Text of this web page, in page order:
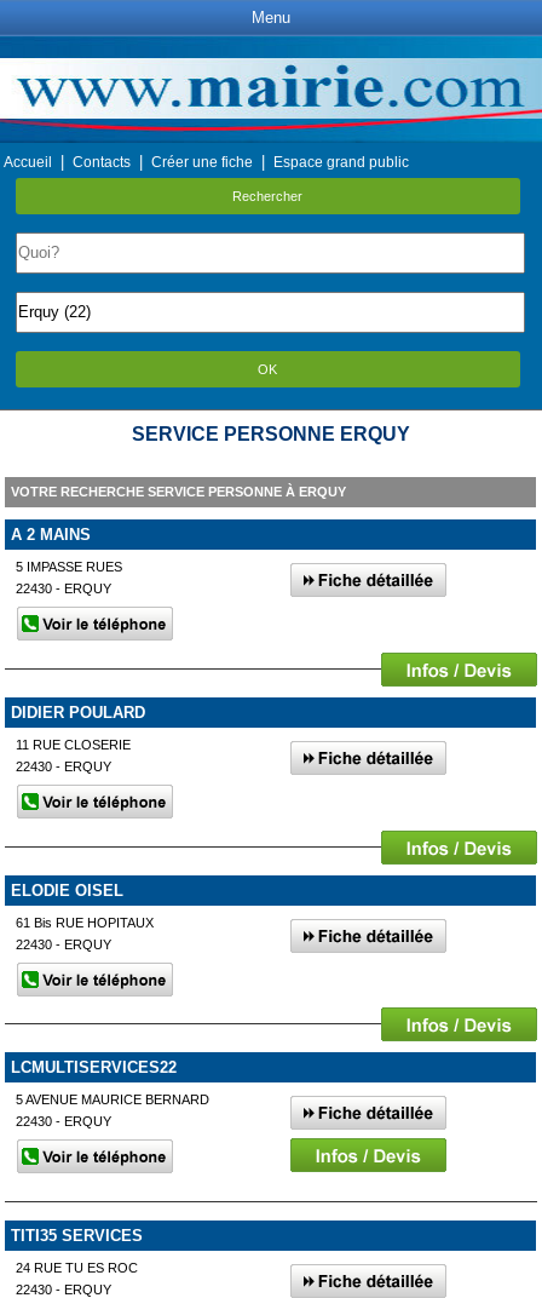
Menu
Accueil Contacts Créer une fiche Espace grand public
Rechercher
OK
SERVICE PERSONNE ERQUY
VOTRE RECHERCHE SERVICE PERSONNE À ERQUY
A 2 MAINS
5 IMPASSE RUES
22430 - ERQUY
DIDIER POULARD
11 RUE CLOSERIE
22430 - ERQUY
ELODIE OISEL
61 Bis RUE HOPITAUX
22430 - ERQUY
LCMULTISERVICES22
5 AVENUE MAURICE BERNARD
22430 - ERQUY
TITI35 SERVICES
24 RUE TU ES ROC
22430 - ERQUY